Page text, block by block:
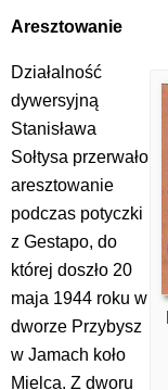
Aresztowanie
Działalność
dywersyjną
Stanisława
Sołtysa przerwało
aresztowanie
podczas potyczki
z Gestapo, do
której doszło 20
maja 1944 roku w
dworze Przybysz
w Jamach koło
Mielca. Z dworu